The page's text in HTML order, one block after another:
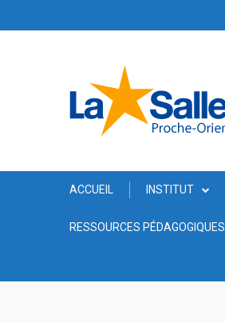
ACCUEIL INSTITUT
RESSOURCES PÉDAGOGIQUES